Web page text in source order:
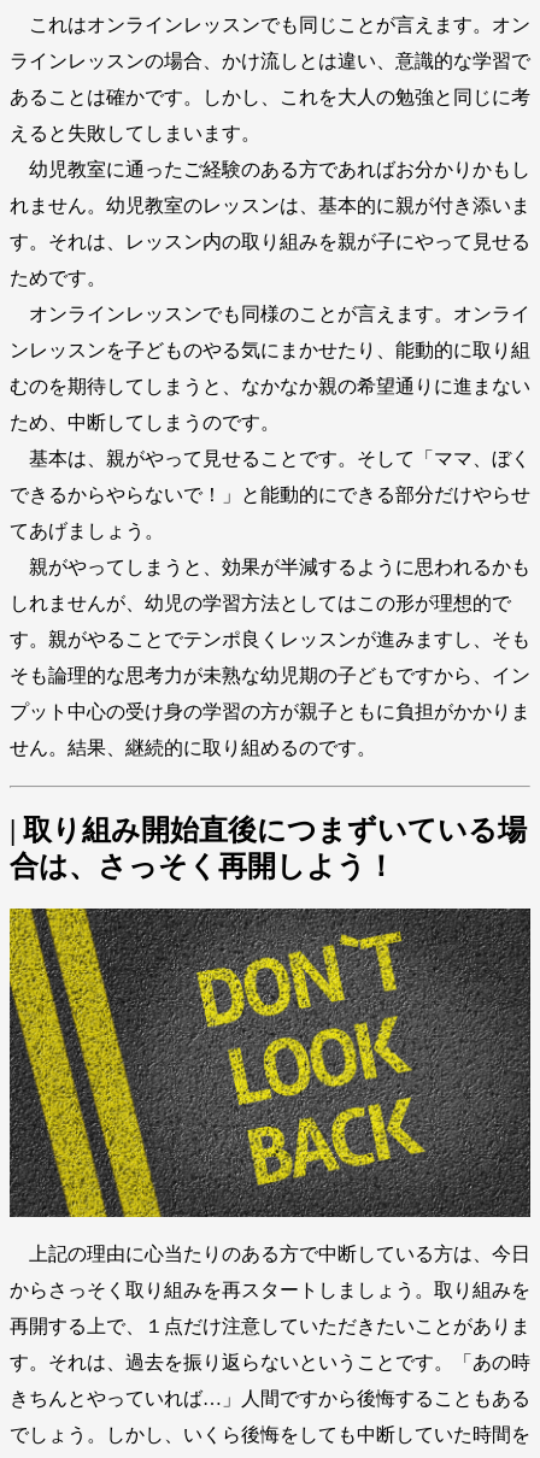
これはオンラインレッスンでも同じことが言えます。オン
ラインレッスンの場合、かけ流しとは違い、意識的な学習で
あることは確かです。しかし、これを大人の勉強と同じに考
えると失敗してしまいます。
幼児教室に通ったご経験のある方であればお分かりかもし
れません。幼児教室のレッスンは、基本的に親が付き添いま
す。それは、レッスン内の取り組みを親が子にやって見せる
ためです。
オンラインレッスンでも同様のことが言えます。オンライ
ンレッスンを子どものやる気にまかせたり、能動的に取り組
むのを期待してしまうと、なかなか親の希望通りに進まない
ため、中断してしまうのです。
基本は、親がやって見せることです。そして「ママ、ぼく
できるからやらないで！」と能動的にできる部分だけやらせ
てあげましょう。
親がやってしまうと、効果が半減するように思われるかも
しれませんが、幼児の学習方法としてはこの形が理想的で
す。親がやることでテンポ良くレッスンが進みますし、そも
そも論理的な思考力が未熟な幼児期の子どもですから、イン
プット中心の受け身の学習の方が親子ともに負担がかかりま
せん。結果、継続的に取り組めるのです。
| 取り組み開始直後につまずいている場
合は、さっそく再開しよう！
上記の理由に心当たりのある方で中断している方は、今日
からさっそく取り組みを再スタートしましょう。取り組みを
再開する上で、１点だけ注意していただきたいことがありま
す。それは、過去を振り返らないということです。「あの時
きちんとやっていれば…」人間ですから後悔することもある
でしょう。しかし、いくら後悔をしても中断していた時間を